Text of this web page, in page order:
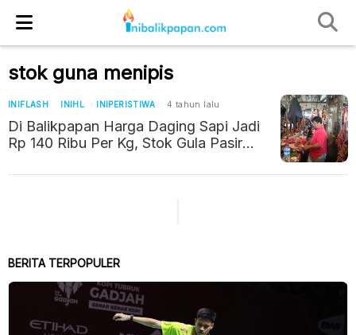
stok guna menipis
INIFLASH INIHL INIPERISTIWA 4 tahun lalu
Di Balikpapan Harga Daging Sapi Jadi
Rp 140 Ribu Per Kg, Stok Gula Pasir
BERITA TERPOPULER